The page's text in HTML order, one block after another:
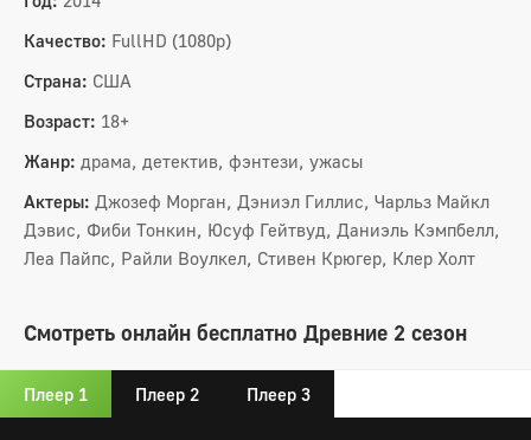
Качество: FullHD (1080p)
Страна: США
Возраст: 18+
Жанр: драма, детектив, фэнтези, ужасы
Актеры: Джозеф Морган, Дэниэл Гиллис, Чарльз Майкл
Дэвис, Фиби Тонкин, Юсуф Гейтвуд, Даниэль Кэмпбелл,
Леа Пайпс, Райли Воулкел, Стивен Крюгер, Клер Холт
Смотреть онлайн бесплатно Древние 2 сезон
Плеер 1 Плеер 2 Плеер 3